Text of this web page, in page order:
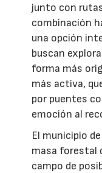
junto con
combinación
una opción
buscan
forma más
más activa,
por puentes
emoción al
El municipio
masa forestal
campo de